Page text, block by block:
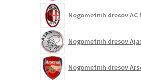
Nogometnih dresov AC
Nogometnih dresov
Nogometnih dresov